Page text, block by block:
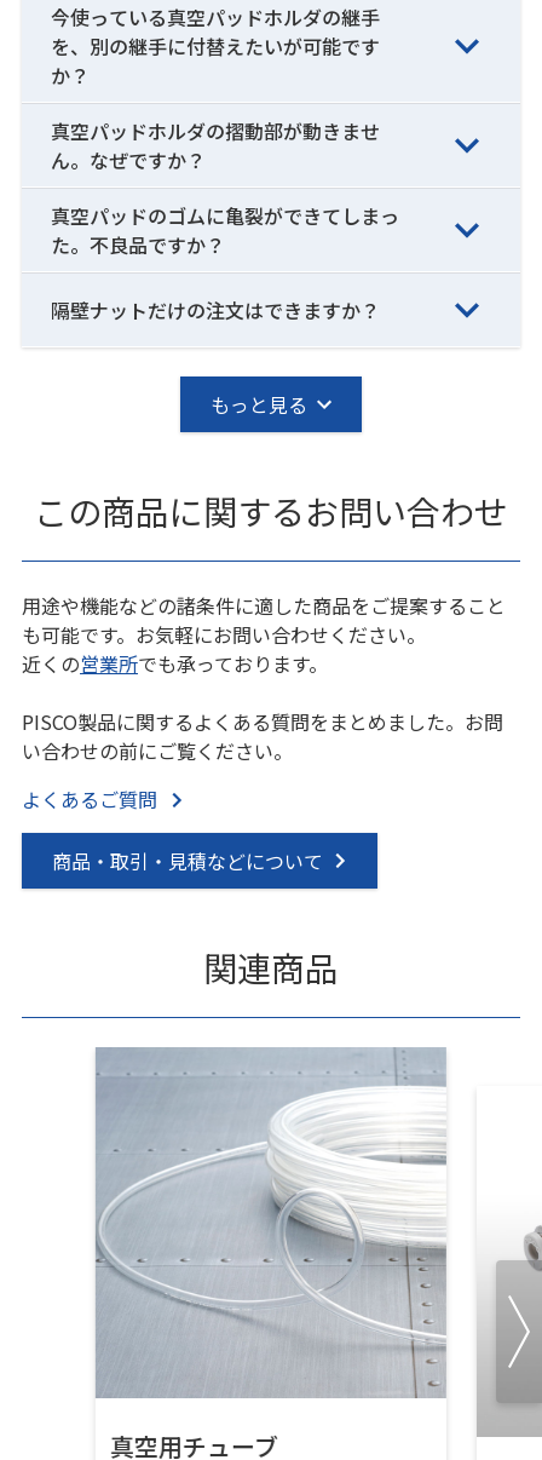
今使っている真空パッドホルダの継手
を、別の継手に付替えたいが可能です
か？
真空パッドホルダの摺動部が動きませ
ん。なぜですか？
真空パッドのゴムに亀裂ができてしまっ
た。不良品ですか？
隔壁ナットだけの注文はできますか？
もっと見る
この商品に関するお問い合わせ
用途や機能などの諸条件に適した商品をご提案すること
も可能です。お気軽にお問い合わせください。
近くの営業所でも承っております。
PISCO製品に関するよくある質問をまとめました。お問
い合わせの前にご覧ください。
よくあるご質問
商品・取引・見積などについて
関連商品
真空用チューブ